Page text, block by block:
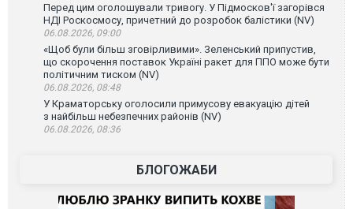
Перед цим оголошували тривогу. У Підмосков'ї загорівся
НДІ Роскосмосу, причетний до розробок балістики (NV)
06.08.2026, 09:00
«Щоб були більш зговірливими». Зеленський припустив,
що скорочення поставок Україні ракет для ППО може бути
політичним тиском (NV)
06.08.2026, 08:48
У Краматорську оголосили примусову евакуацію дітей
з найбільш небезпечних районів (NV)
06.08.2026, 08:36
БЛОГОЖАБИ